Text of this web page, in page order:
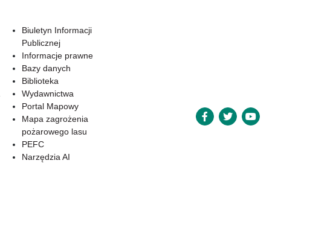
Biuletyn Informacji
Publicznej
Informacje prawne
Bazy danych
Biblioteka
Wydawnictwa
Portal Mapowy
Mapa zagrożenia
pożarowego lasu
PEFC
Narzędzia AI